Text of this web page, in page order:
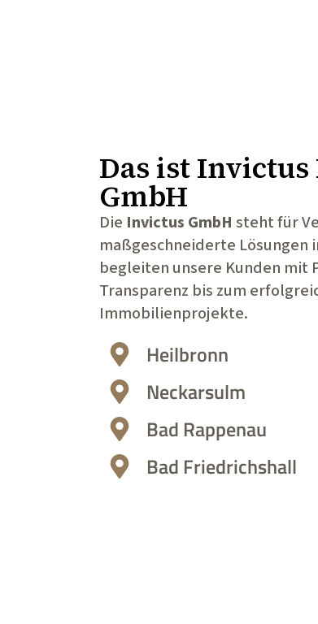
Das ist
GmbH
Die Invictus GmbH steht für
maßgeschneiderte
begleiten unsere Kunden mit
Transparenz bis zum
Immobilienprojekte.
Heilbronn
Neckarsulm
Bad Rappenau
Bad Friedrichshall